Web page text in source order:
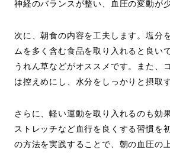
神経のバランスが整い、血圧の変動が
次に、朝食の内容を工夫します。塩分
ムを多く含む食品を取り入れると良い
うれん草などがオススメです。また、
は控えめにし、水分をしっかりと摂取
さらに、軽い運動を取り入れるのも効
ストレッチなど血行を良くする習慣を
の方法を実践することで、朝の血圧の